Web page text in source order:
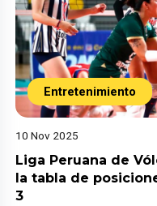
Entretenimiento
10 Nov 2025
Liga Peruana de
la tabla de
3